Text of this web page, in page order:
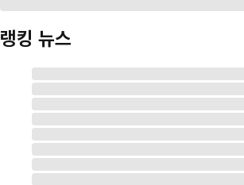
랭킹 뉴스